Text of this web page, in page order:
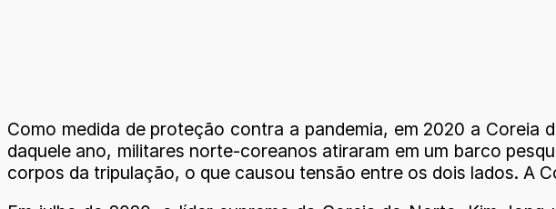
Como medida de proteção contra a pandemia, em 2020 a
daquele ano, militares norte-coreanos atiraram em um barco
corpos da tripulação, o que causou tensão entre os dois lados. A